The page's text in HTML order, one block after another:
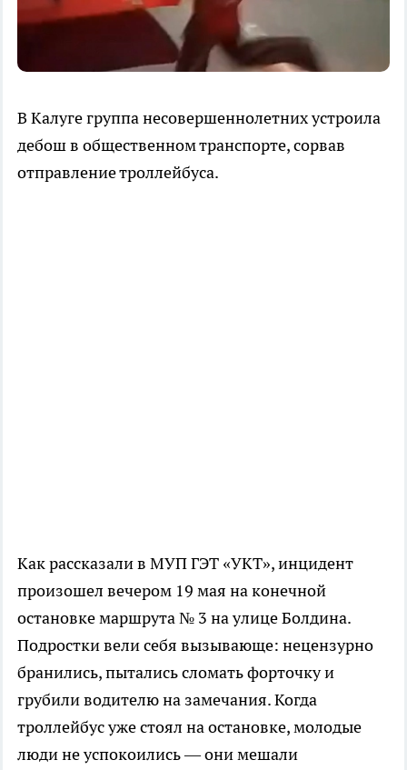
В Калуге группа несовершеннолетних устроила
дебош в общественном транспорте, сорвав
отправление троллейбуса.
Как рассказали в МУП ГЭТ «УКТ», инцидент
произошел вечером 19 мая на конечной
остановке маршрута № 3 на улице Болдина.
Подростки вели себя вызывающе: нецензурно
бранились, пытались сломать форточку и
грубили водителю на замечания. Когда
троллейбус уже стоял на остановке, молодые
люди не успокоились — они мешали